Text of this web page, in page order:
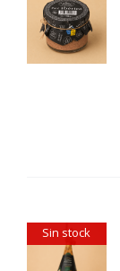
Sin stock